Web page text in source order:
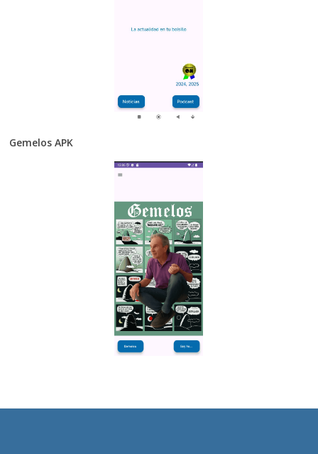
Gemelos APK